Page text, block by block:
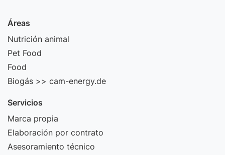
Áreas
Nutrición animal
Pet Food
Food
Biogás >> cam-energy.de
Servicios
Marca propia
Elaboración por contrato
Asesoramiento técnico